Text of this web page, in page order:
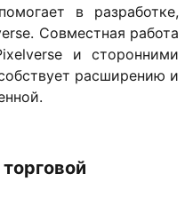
в разработке,
Совместная работа
и сторонними
расширению и